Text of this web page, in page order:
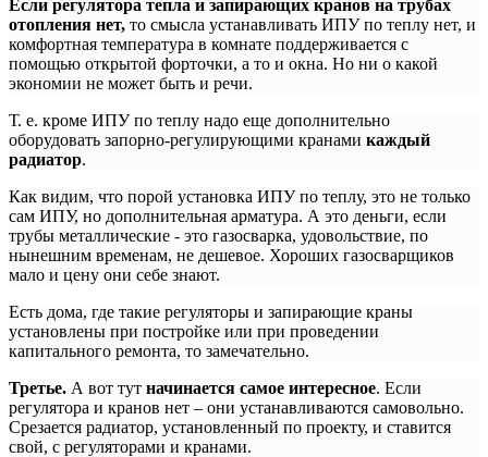
Если регулятора тепла и запирающих кранов на трубах
отопления нет, то смысла устанавливать ИПУ по теплу нет, и
комфортная температура в комнате поддерживается с
помощью открытой форточки, а то и окна. Но ни о какой
экономии не может быть и речи.
Т. е. кроме ИПУ по теплу надо еще дополнительно
оборудовать запорно-регулирующими кранами каждый
радиатор.
Как видим, что порой установка ИПУ по теплу, это не только
сам ИПУ, но дополнительная арматура. А это деньги, если
трубы металлические - это газосварка, удовольствие, по
нынешним временам, не дешевое. Хороших газосварщиков
мало и цену они себе знают.
Есть дома, где такие регуляторы и запирающие краны
установлены при постройке или при проведении
капитального ремонта, то замечательно.
Третье. А вот тут начинается самое интересное. Если
регулятора и кранов нет – они устанавливаются самовольно.
Срезается радиатор, установленный по проекту, и ставится
свой, с регуляторами и кранами.